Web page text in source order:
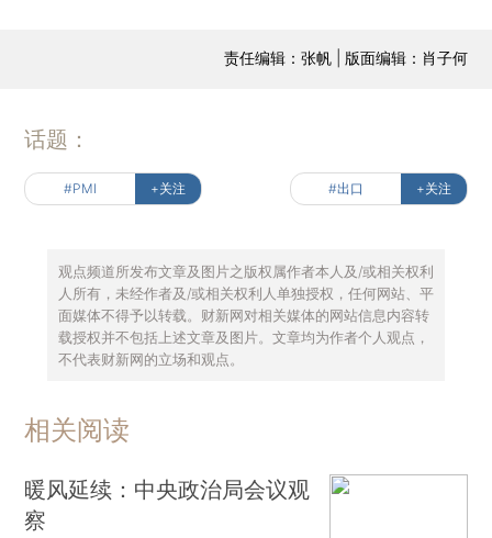
责任编辑：张帆 | 版面编辑：肖子何
话题：
#PMI +关注 #出口 +关注
观点频道所发布文章及图片之版权属作者本人及/或相关权利
人所有，未经作者及/或相关权利人单独授权，任何网站、平
面媒体不得予以转载。财新网对相关媒体的网站信息内容转
载授权并不包括上述文章及图片。文章均为作者个人观点，
不代表财新网的立场和观点。
相关阅读
暖风延续：中央政治局会议观
察